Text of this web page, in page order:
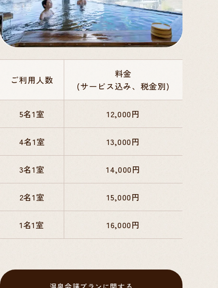
ご利用人数
料金
(サービス込み、税金別)
5名1室 12,000円
4名1室 13,000円
3名1室 14,000円
2名1室 15,000円
1名1室 16,000円